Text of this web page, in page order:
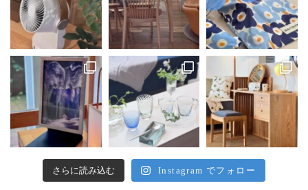
さらに読み込む Instagram でフォロー